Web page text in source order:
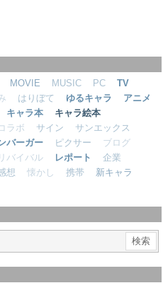
MOVIE MUSIC PC
TV
はりぼて ゆるキャラ
アニメ
キャラ本
キャラ絵本
ラボ サイン
サンエックス
バーガー ピクサー
ブログ
リバイバル レポート
企業
想 懐かし 携帯
新キャラ